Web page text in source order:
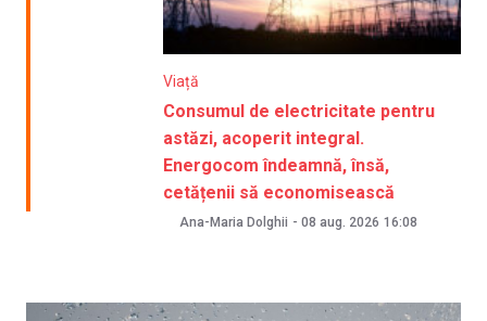
Viață
Consumul de electricitate pentru
astăzi, acoperit integral.
Energocom îndeamnă, însă,
cetățenii să economisească
Ana-Maria Dolghii - 08 aug. 2026 16:08